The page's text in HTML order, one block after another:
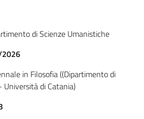
di Scienze Umanistiche
in Filosofia ((Dipartimento di
di Catania)